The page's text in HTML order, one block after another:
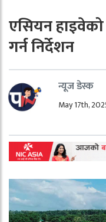
एसियन हाइवेको
गर्न निर्देशन
न्यूज डेस्क
May 17th,